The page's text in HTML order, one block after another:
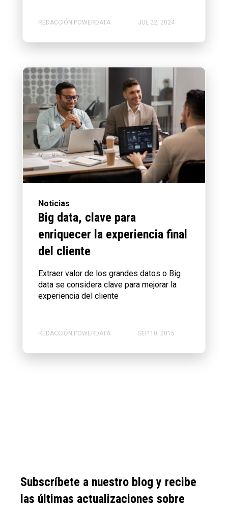
REDACCIÓN POWERDATA JUL 22, 2024
Noticias
Big data, clave para
enriquecer la experiencia final
del cliente
Extraer valor de los grandes datos o Big
data se considera clave para mejorar la
experiencia del cliente
REDACCIÓN POWERDATA SEP 10, 2015
Subscríbete a nuestro blog y recibe
las últimas actualizaciones sobre